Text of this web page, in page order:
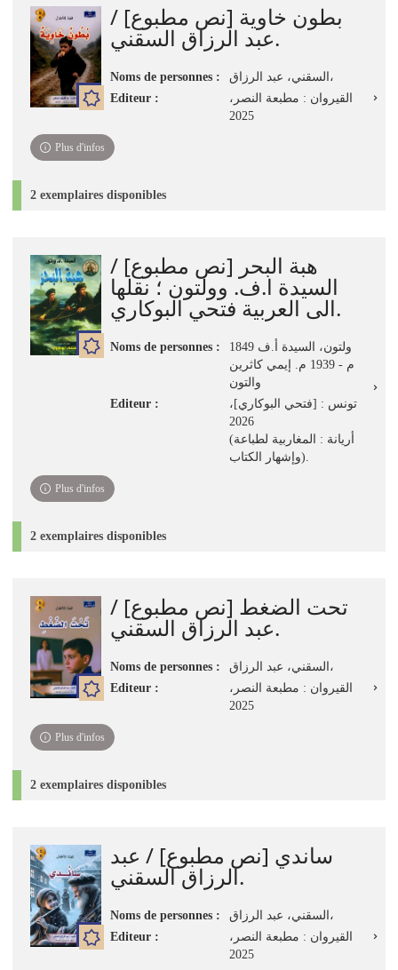
بطون خاوية [نص مطبوع] /
عبد الرزاق السقني.
Noms de personnes :
السقني، عبد الرزاق،
Editeur :
القيروان : مطبعة النصر،
2025
Plus d'infos
2 exemplaires disponibles
هبة البحر [نص مطبوع] /
السيدة ا.ف. وولتون ؛ نقلها
الى العربية فتحي البوكاري.
Noms de personnes :
ولتون، السيدة أ.ف 1849
م - 1939 م. إيمي كاثرين
والتون
Editeur :
تونس : [فتحي البوكاري]،
2026
(أريانة : المغاربية لطباعة
وإشهار الكتاب).
Plus d'infos
2 exemplaires disponibles
تحت الضغط [نص مطبوع] /
عبد الرزاق السقني.
Noms de personnes :
السقني، عبد الرزاق،
Editeur :
القيروان : مطبعة النصر،
2025
Plus d'infos
2 exemplaires disponibles
ساندي [نص مطبوع] / عبد
الرزاق السقني.
Noms de personnes :
السقني، عبد الرزاق،
Editeur :
القيروان : مطبعة النصر،
2025